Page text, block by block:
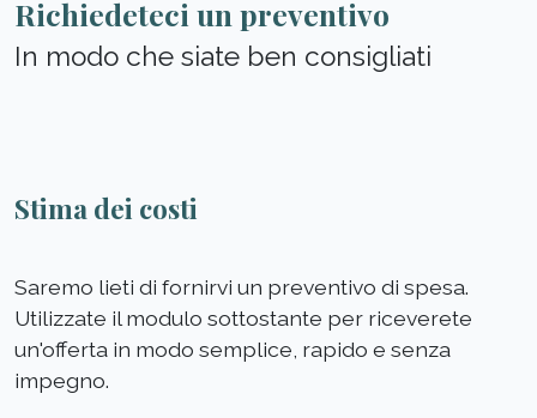
Richiedeteci un preventivo
In modo che siate ben consigliati
Stima dei costi
Saremo lieti di fornirvi un preventivo di spesa.
Utilizzate il modulo sottostante per riceverete
un'offerta in modo semplice, rapido e senza
impegno.